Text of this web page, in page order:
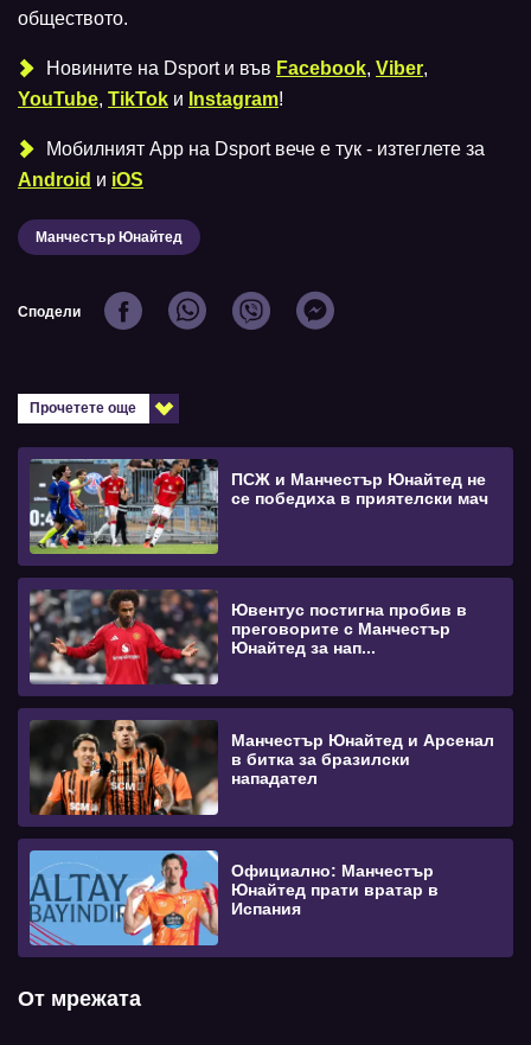
обществото.
Новините на Dsport и във Facebook, Viber,
YouTube, TikTok и Instagram!
Мобилният Аpp на Dsport вече е тук - изтеглете за
Android и iOS
Манчестър Юнайтед
Сподели
Прочетете още
ПСЖ и Манчестър Юнайтед не
се победиха в приятелски мач
Ювентус постигна пробив в
преговорите с Манчестър
Юнайтед за нап...
Манчестър Юнайтед и Арсенал
в битка за бразилски
нападател
Официално: Манчестър
Юнайтед прати вратар в
Испания
От мрежата